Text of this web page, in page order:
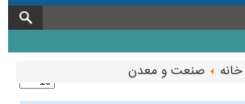
خانه صنعت و معدن